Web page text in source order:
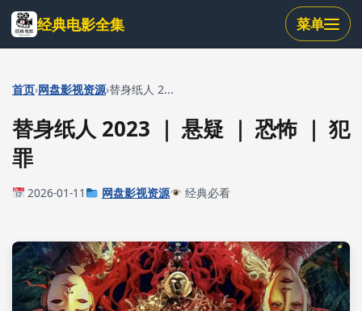
跳
到
主
内
经典电影全集 菜单
首页›网盘影视资源›替身纸人 2...
替身纸人 2023 ｜ 悬疑 ｜ 恐怖 ｜ 犯
罪
2026-01-11 网盘影视资源 经典必看